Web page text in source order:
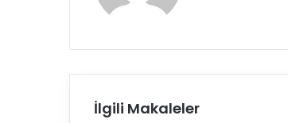
İlgili Makaleler